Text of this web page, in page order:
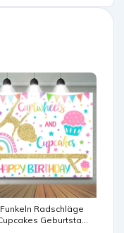
Radschläge
Geburtstag